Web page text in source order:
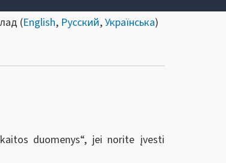
(English, Русский,Українська)
duomenys“, jei norite įvesti